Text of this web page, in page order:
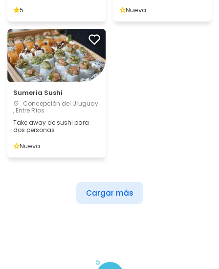
5 Nueva
Sumeria Sushi
Concepción del Uruguay
, Entre Ríos
Take away de sushi para
dos personas
Nueva
Cargar más